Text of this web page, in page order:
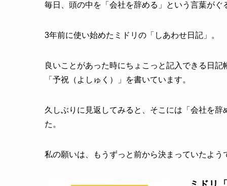
毎日、頭の中を「会社を辞める」という言葉が
3年前に使い始めたミドリの「しあわせ日記」。
良いことがあった時にちょこっと記入できる日
「予祝（よしゅく）」を書いています。
久しぶりに見返してみると、そこには「会社を
た。
私の願いは、もうずっと前から決まっていたよう